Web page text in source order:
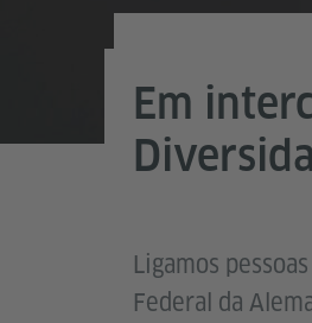
Em
Ligamos
Federal da